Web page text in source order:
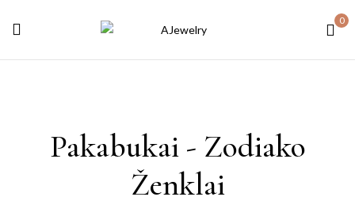
0
Pakabukai - Zodiako
Ženklai